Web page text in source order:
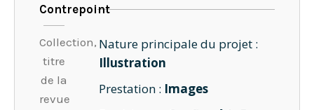
Contrepoint
Collection,
titre
de la
revue
Nature principale du projet :
Illustration
Prestation : Images